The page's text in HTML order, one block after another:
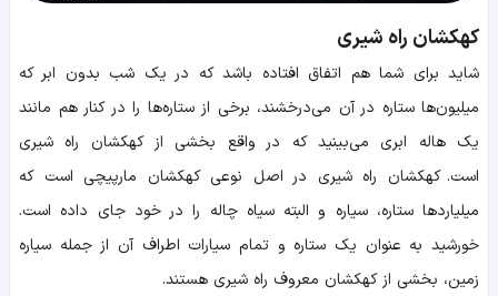
کهکشان راه شیری
شاید برای شما هم اتفاق افتاده باشد که در یک شب بدون ابر که
میلیون‌ها ستاره در آن می‌درخشند، برخی از ستاره‌ها را در کنار هم مانند
یک هاله ابری می‌بینید که در واقع بخشی از کهکشان راه شیری
است. کهکشان راه شیری در اصل نوعی کهکشان مارپیچی است که
میلیاردها ستاره، سیاره و البته سیاه چاله را در خود جای داده است.
خورشید به عنوان یک ستاره و تمام سیارات اطراف آن از جمله سیاره
زمین، بخشی از کهکشان معروف راه شیری هستند.